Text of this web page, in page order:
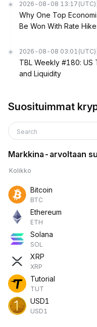
2026-08-08 13:17 (UTC)
Why One Top
Be Won With Rate
2026-08-08 03:01 (UTC)
TBL Weekly #180: US
and Liquidity
Suosituimmat
Search
Markkina-arvoltaan
Kolikko
Bitcoin
BTC
Ethereum
ETH
Solana
SOL
XRP
XRP
Tutorial
TUT
USD1
USD1